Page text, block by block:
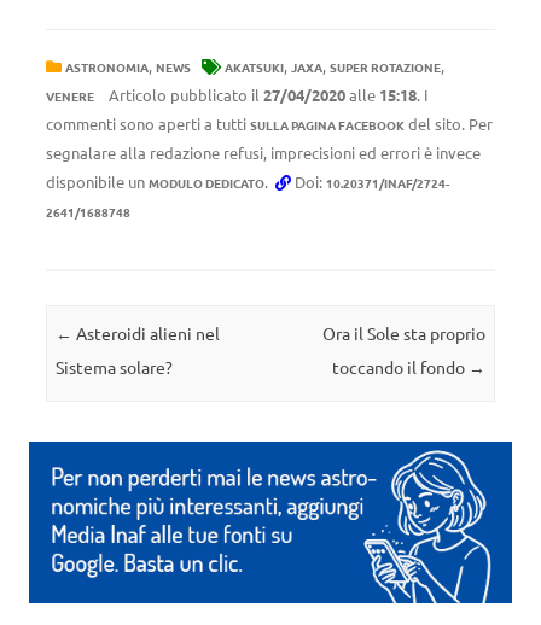
ASTRONOMIA, NEWS AKATSUKI, JAXA, SUPER ROTAZIONE,
VENERE Articolo pubblicato il 27/04/2020alle 15:18. I
commenti sono aperti a tutti SULLA PAGINA FACEBOOK del sito. Per
segnalare alla redazione refusi, imprecisioni ed errori è invece
disponibile un MODULO DEDICATO. Doi: 10.20371/INAF/2724-
2641/1688748
Navigazione articolo
← Asteroidi alieni nel
Sistema solare?
Ora il Sole sta proprio
toccando il fondo →